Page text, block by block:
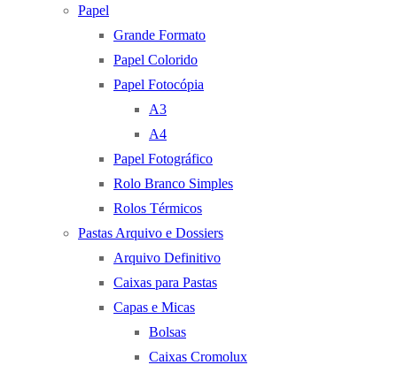
Papel
Grande Formato
Papel Colorido
Papel Fotocópia
A3
A4
Papel Fotográfico
Rolo Branco Simples
Rolos Térmicos
Pastas Arquivo e Dossiers
Arquivo Definitivo
Caixas para Pastas
Capas e Micas
Bolsas
Caixas Cromolux